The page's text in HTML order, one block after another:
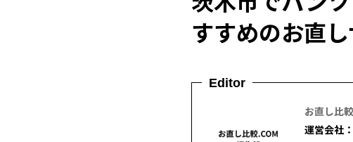
すすめのお直
Editor
お直し比
運営会社